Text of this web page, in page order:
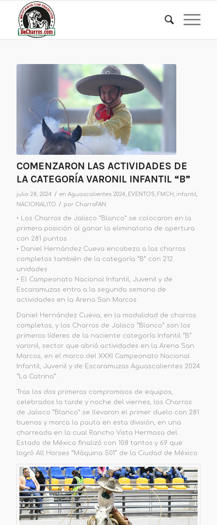
COMENZARON LAS ACTIVIDADES DE
LA CATEGORÍA VARONIL INFANTIL “B”
julio 28, 2024 / en Aguascalientes 2024, EVENTOS, FMCH , infantil,
NACIONALITO
/ por CharroFAN
• Los Charros de Jalisco “Blanco” se colocaron en la
primera posición al ganar la eliminatoria de apertura
con 281 puntos
• Daniel Hernández Cueva encabeza a los charros
completos también de la categoría “B” con 212
unidades
• El Campeonato Nacional Infantil, Juvenil y de
Escaramuzas entra a la segunda semana de
actividades en la Arena San Marcos
Daniel Hernández Cueva, en la modalidad de charros
completos, y los Charros de Jalisco “Blanco” son los
primeros líderes de la naciente categoría Infantil “B”
varonil, sector que abrió actividades en la Arena San
Marcos, en el marco del XXXI Campeonato Nacional
Infantil, Juvenil y de Escaramuzas Aguascalientes 2024
“La Catrina”.
Tras los dos primeros compromisos de equipos,
celebrados la tarde y noche del viernes, los Charros
de Jalisco “Blanco” se llevaron el primer duelo con 281
buenos y marca la pauta en esta división, en una
charreada en la cual Rancho Vista Hermosa del
Estado de México finalizó con 108 tantos y 69 que
logró All Horses “Máquina 501” de la Ciudad de México.